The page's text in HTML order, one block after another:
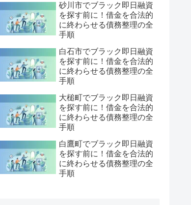
砂川市でブラック即日融資
を探す前に！借金を合法的
に終わらせる債務整理の全
手順
白石市でブラック即日融資
を探す前に！借金を合法的
に終わらせる債務整理の全
手順
大槌町でブラック即日融資
を探す前に！借金を合法的
に終わらせる債務整理の全
手順
白鷹町でブラック即日融資
を探す前に！借金を合法的
に終わらせる債務整理の全
手順